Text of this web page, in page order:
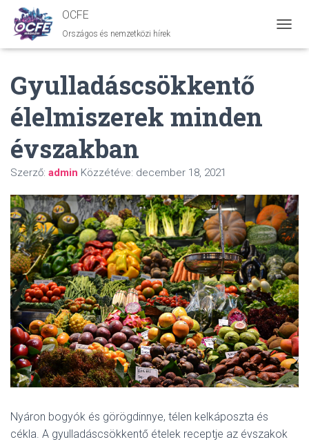
OCFE
Országos és nemzetközi hírek
A
K
I
K
A
P
C
S
O
L
Á
S
A
Gyulladáscsökkentő
élelmiszerek minden
évszakban
Szerző: admin Közzétéve: december 18, 2021
Nyáron bogyók és görögdinnye, télen kelkáposzta és
cékla. A gyulladáscsökkentő ételek receptje az évszakok